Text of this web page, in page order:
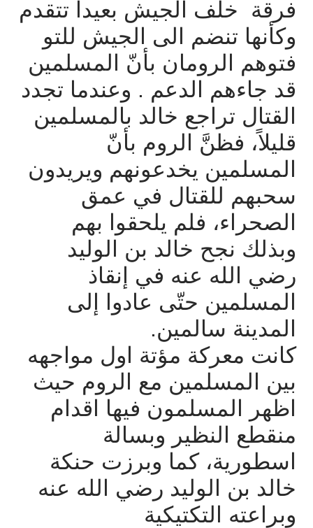
فرقة
خلف الجيش بعيدا تتقدم
وكأنها تنضم الى الجيش للتو
فتوهم الرومان بأنّ المسلمين
قد جاءهم الدعم . وعندما تجدد
القتال تراجع خالد بالمسلمين
قليلاً، فظنَّ الروم بأنّ
المسلمين يخدعونهم ويريدون
سحبهم للقتال في عمق
الصحراء، فلم يلحقوا بهم
وبذلك نجح خالد بن الوليد
رضي الله عنه في إنقاذ
المسلمين حتّى عادوا إلى
المدينة سالمين.
كانت معركة مؤتة اول مواجهه
بين المسلمين مع الروم حيث
اظهر
المسلمون فيها اقدام
منقطع النظير وبسالة
اسطورية، كما وبرزت حنكة
خالد بن الوليد رضي الله عنه
وبراعته التكتيكية